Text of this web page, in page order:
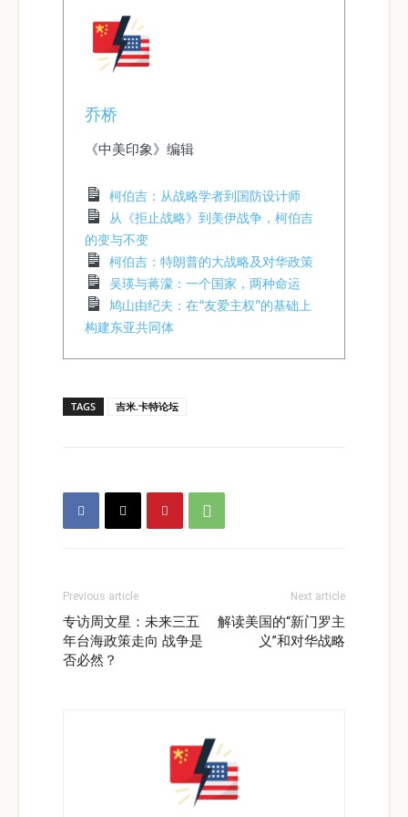
乔桥
《中美印象》编辑
柯伯吉：从战略学者到国防设计师
从《拒止战略》到美伊战争，柯伯吉
的变与不变
柯伯吉：特朗普的大战略及对华政策
吴瑛与蒋濛：一个国家，两种命运
鸠山由纪夫：在“友爱主权”的基础上
构建东亚共同体
TAGS 吉米.卡特论坛
Previous article
专访周文星：未来三五
年台海政策走向 战争是
否必然？
Next article
解读美国的“新门罗主
义”和对华战略